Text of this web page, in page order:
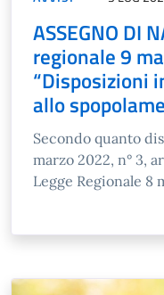
ASSEGNO DI
regionale 9
“Disposizioni
allo
Secondo quanto
marzo 2022, n° 3,
Legge Regionale 8